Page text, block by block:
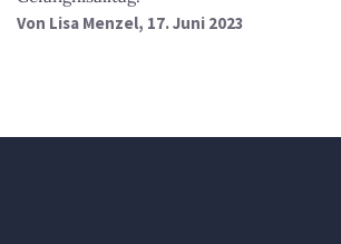
Von Lisa Menzel, 17. Juni 2023